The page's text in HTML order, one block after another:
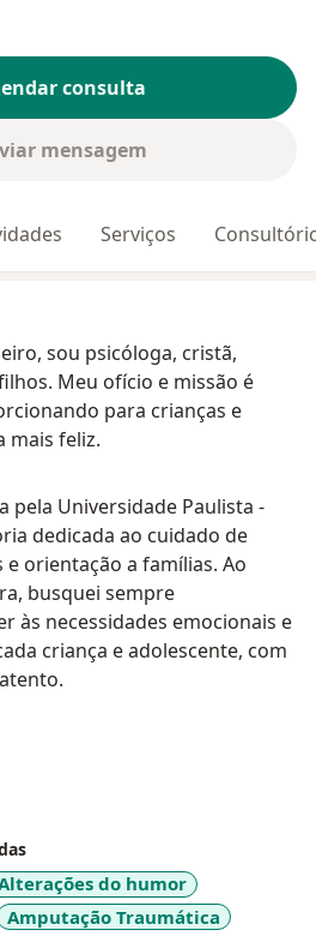
consulta
mensagem
Serviços
sou psicóloga, cristã,
Meu ofício e missão é
para crianças e
mais feliz.
pela Universidade Paulista -
dedicada ao cuidado de
e orientação a famílias. Ao
busquei sempre
às necessidades emocionais e
criança e adolescente, com
do humor
Amputação Traumática